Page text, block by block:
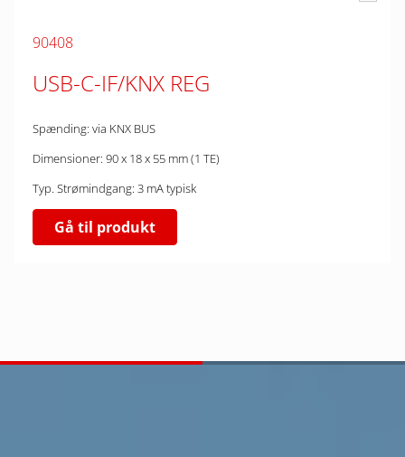
90408
USB-C-IF/KNX REG
Spænding: via KNX BUS
Dimensioner: 90 x 18 x 55 mm (1 TE)
Typ. Strømindgang: 3 mA typisk
Gå til produkt